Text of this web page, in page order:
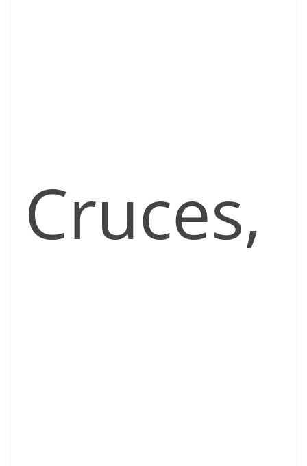
Cruces,